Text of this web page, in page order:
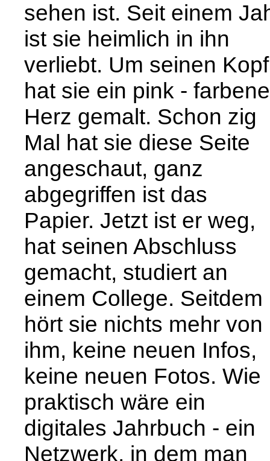
sehen ist. Seit einem
ist sie heimlich in ihn
verliebt. Um seinen Kopf
hat sie ein pink -
Herz gemalt. Schon zig
Mal hat sie diese Seite
angeschaut, ganz
abgegriffen ist das
Papier. Jetzt ist er weg,
hat seinen Abschluss
gemacht, studiert an
einem College. Seitdem
hört sie nichts mehr von
ihm, keine neuen Infos,
keine neuen Fotos. Wie
praktisch wäre ein
digitales Jahrbuch - ein
Netzwerk, in dem man